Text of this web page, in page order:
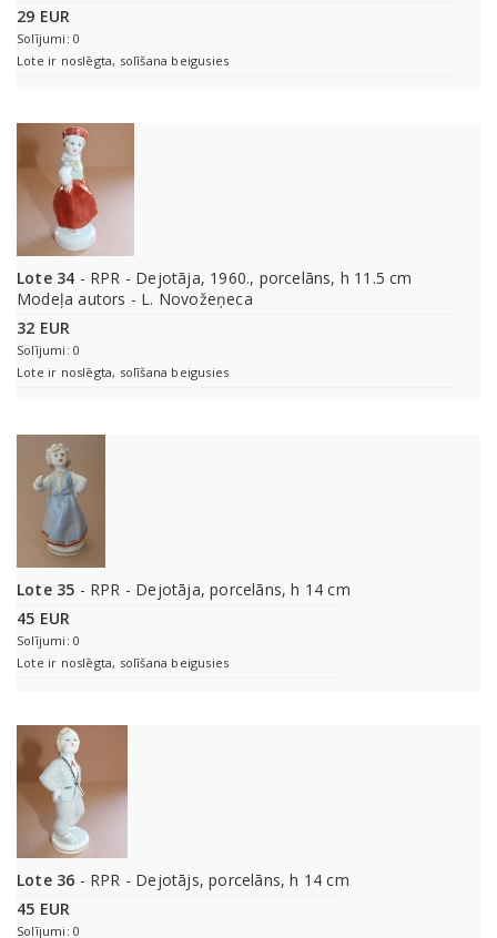
29 EUR
Solījumi: 0
Lote ir noslēgta, solīšana beigusies
Lote 34 - RPR - Dejotāja, 1960., porcelāns, h 11.5 cm
Modeļa autors - L. Novožeņeca
32 EUR
Solījumi: 0
Lote ir noslēgta, solīšana beigusies
Lote 35 - RPR - Dejotāja, porcelāns, h 14 cm
45 EUR
Solījumi: 0
Lote ir noslēgta, solīšana beigusies
Lote 36 - RPR - Dejotājs, porcelāns, h 14 cm
45 EUR
Solījumi: 0